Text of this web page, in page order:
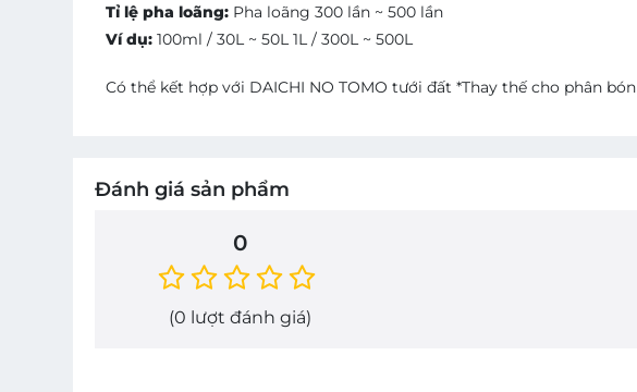
Tỉ lệ pha loãng: Pha loãng 300 lần ~ 500 lần
Ví dụ: 100ml / 30L ~ 50L 1L / 300L ~ 500L
Có thể kết hợp với DAICHI NO TOMO tưới đất *Thay thế cho phân bón
Đánh giá sản phẩm
0
(0 lượt đánh giá)